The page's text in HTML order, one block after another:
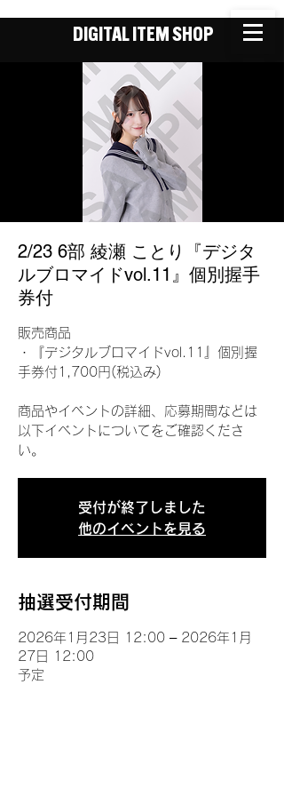
DIGITAL ITEM SHOP
2/23 6部 綾瀬 ことり『デジタ
ルブロマイドvol.11』個別握手
券付
販売商品
・『デジタルブロマイドvol.11』個別握
手券付1,700円(税込み)
商品やイベントの詳細、応募期間などは
以下イベントについてをご確認くださ
い。
受付が終了しました
他のイベントを見る
抽選受付期間
2026年1月23日 12:00 – 2026年1月
27日 12:00
予定